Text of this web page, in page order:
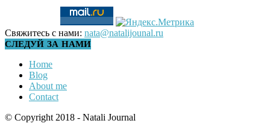
Свяжитесь с нами: nata@natalijounal.ru
СЛЕДУЙ ЗА НАМИ
Home
Blog
About me
Contact
© Copyright 2018 - Natali Journal